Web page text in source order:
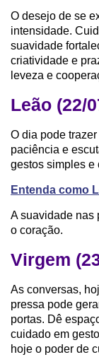
O desejo de se
intensidade.
suavidade
criatividade e
leveza e
Leão (22/
O dia pode
paciência e
gestos simples e
Entenda como
A suavidade nas
o coração.
Virgem
As conversas,
pressa pode
portas. Dê
cuidado em
hoje o poder de